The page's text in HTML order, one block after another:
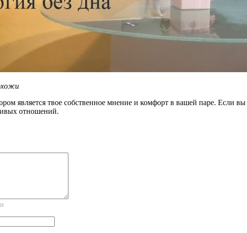
является твое собственное мнение и комфорт в вашей паре. Если
отношений.